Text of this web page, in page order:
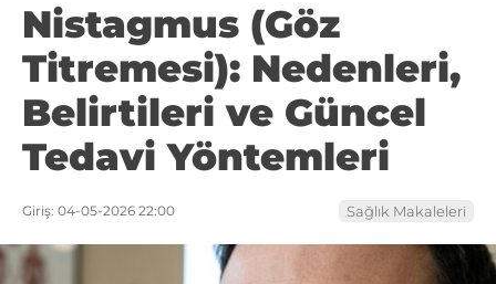
Nistagmus (Göz
Titremesi): Nedenleri,
Belirtileri ve Güncel
Tedavi Yöntemleri
Giriş: 04-05-2026 22:00 Sağlık Makaleleri